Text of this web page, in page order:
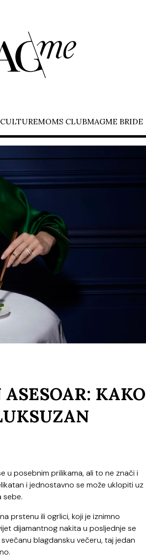
CULTUREMOMS CLUBMAGME BRIDE
KAKO
u posebnim prilikama, ali to ne znači i
i jednostavno se može uklopiti uz
sebe.
prstenu ili ogrlici, koji je iznimno
dijamantnog nakita u posljednje se
svečanu blagdansku večeru, taj jedan